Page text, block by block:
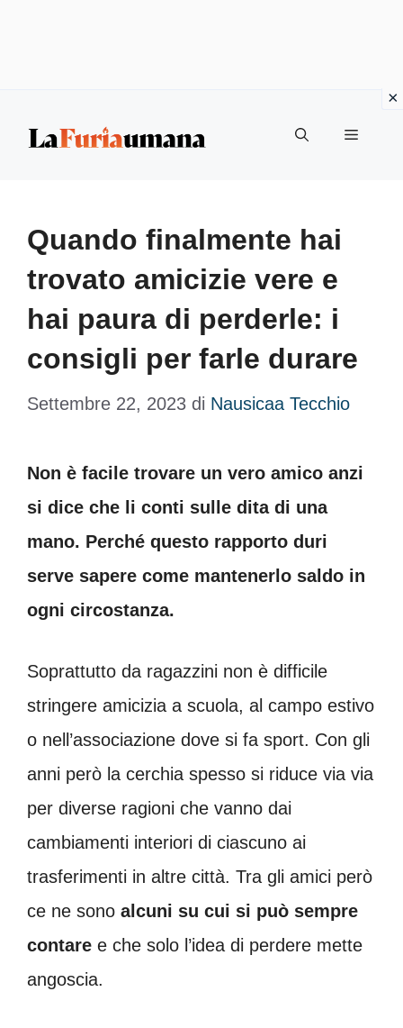
Menu
Quando finalmente hai
trovato amicizie vere e
hai paura di perderle: i
consigli per farle durare
Settembre 22, 2023 di Nausicaa Tecchio
Non è facile trovare un vero amico anzi
si dice che li conti sulle dita di una
mano. Perché questo rapporto duri
serve sapere come mantenerlo saldo in
ogni circostanza.
Soprattutto da ragazzini non è difficile
stringere amicizia a scuola, al campo estivo
o nell’associazione dove si fa sport. Con gli
anni però la cerchia spesso si riduce via via
per diverse ragioni che vanno dai
cambiamenti interiori di ciascuno ai
trasferimenti in altre città. Tra gli amici però
ce ne sono alcuni su cui si può sempre
contare e che solo l’idea di perdere mette
angoscia.